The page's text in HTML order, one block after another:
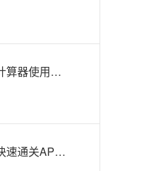
FRM金融计算器使用教程
FRM一级快速通关APS智播课-试听